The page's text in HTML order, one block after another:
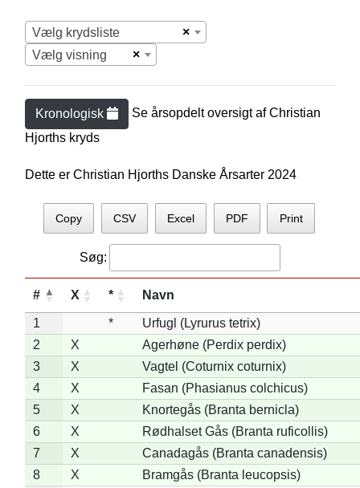
×
Vælg krydsliste
×
Vælg visning
Kronologisk Se årsopdelt oversigt afChristian
Hjorths kryds
Dette er Christian Hjorths Danske Årsarter 2024
Copy CSV Excel PDF Print
Søg:
# X * Navn
1 *
Urfugl (Lyrurus tetrix)
2
X
Agerhøne (Perdix perdix)
3
X
Vagtel (Coturnix coturnix)
4
X
Fasan (Phasianus colchicus)
5
X
Knortegås (Branta bernicla)
6
X
Rødhalset Gås (Branta ruficollis)
7
X
Canadagås (Branta canadensis)
8
X
Bramgås (Branta leucopsis)